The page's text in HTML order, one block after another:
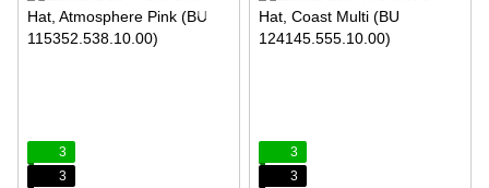
3
3
3
3